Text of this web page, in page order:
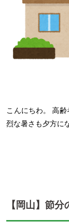
こんにちわ。 高
烈な暑さも夕方に
【岡山】節